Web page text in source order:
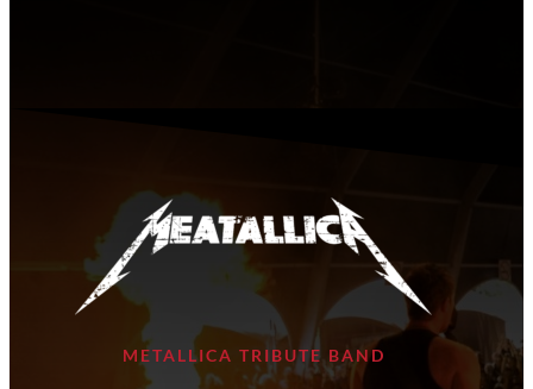
METALLICA TRIBUTE BAND